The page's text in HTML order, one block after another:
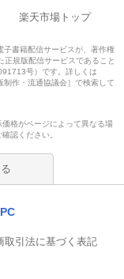
楽天市場トップ
書籍配信サービスが、著作権
正規版配信サービスであること
号）です。詳しくは
制作・流通協議会］で検索して
格がページによって異なる場
認ください。
PC
取引法に基づく表記